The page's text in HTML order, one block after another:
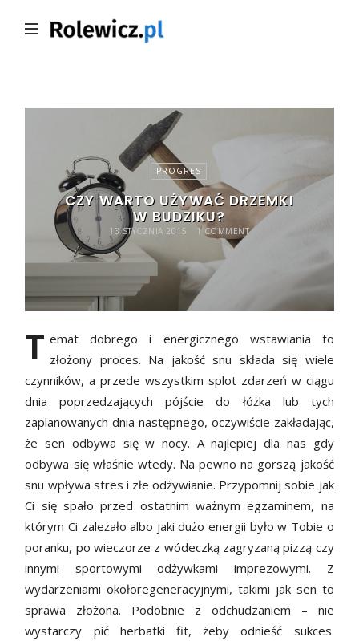
PROGRES
CZY WARTO UŻYWAĆ DRZEMKI
W BUDZIKU?
13 STYCZNIA 2015 1 COMMENT
T emat dobrego i energicznego wstawiania to
złożony proces. Na jakość snu składa się wiele
czynników, a przede wszystkim splot zdarzeń w ciągu
dnia poprzedzających pójście do łóżka lub tych
zaplanowanych dnia następnego, oczywiście zakładając,
że sen odbywa się w nocy. A najlepiej dla nas gdy
odbywa się właśnie wtedy. Na pewno na gorszą jakość
snu wpływa stres i złe odżywianie. Przypomnij sobie jak
Ci się spało przed ostatnim ważnym egzaminem, na
którym Ci zależało albo jaki dużo energii było w Tobie o
poranku, po wieczorze z wódeczką zagryzaną pizzą czy
innymi sportowymi odżywkami imprezowymi. Z
wydarzeniami okołoregeneracyjnymi, takimi jak sen to
sprawa złożona. Podobnie z odchudzaniem – nie
wystarczy pić herbatki fit, żeby odnieść sukces.